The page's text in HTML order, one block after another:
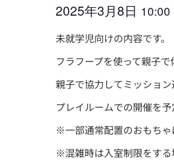
2025年3月8日 10:00
未就学児向けの内容です。
フラフープを使って親子で
親子で協力してミッショ
プレイルームでの開催を予
※一部通常配置のおもちゃ
※混雑時は入室制限をする